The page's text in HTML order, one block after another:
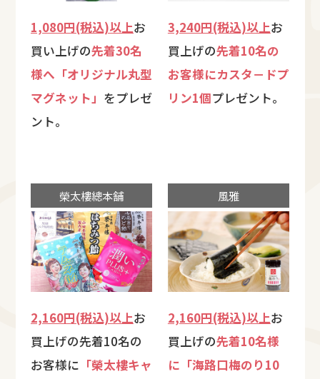
1,080円(税込)以上お
買い上げの先着30名
様へ「オリジナル丸型
マグネット」 をプレゼ
ント。
3,240円(税込)以上お
買上げの先着10名の
お客様にカスタ－ドプ
リン1個プレゼント。
榮太樓總本舗
2,160円(税込)以上お
買上げの先着10名の
お客様に 「榮太樓キャ
風雅
2,160円(税込)以上お
買上げの先着10名様
に「海路口梅のり10